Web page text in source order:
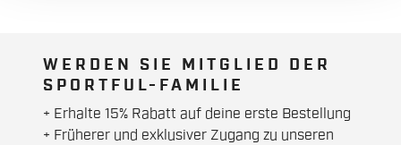
WERDEN SIE MITGLIED DER
SPORTFUL-FAMILIE
+ Erhalte 15% Rabatt auf deine erste Bestellung
+ Früherer und exklusiver Zugang zu unseren